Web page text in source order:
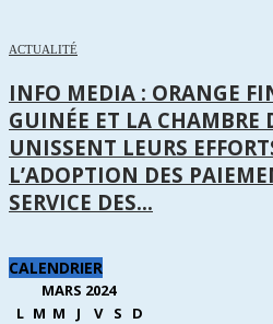
ACTUALITÉ
INFO MEDIA : ORANGE
GUINÉE ET LA CHAMBRE
UNISSENT LEURS
L’ADOPTION DES
SERVICE DES...
CALENDRIER
MARS 2024
L M M J V S
D